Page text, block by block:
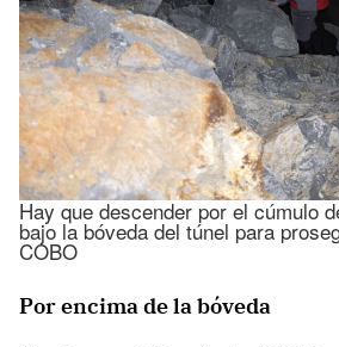
Hay que descender por el cúmulo
bajo la bóveda del túnel para
COBO
Por encima de la bóveda